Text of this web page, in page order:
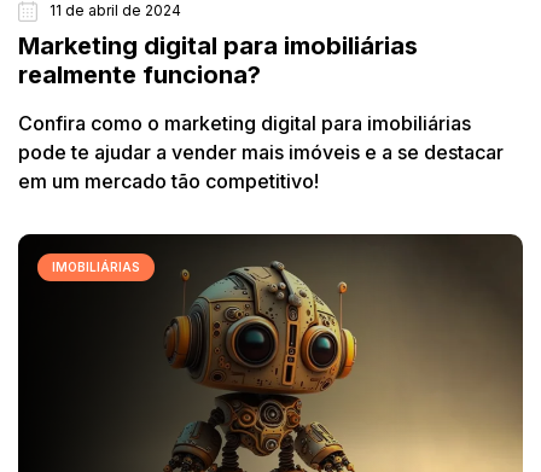
11 de abril de 2024
Marketing digital para imobiliárias
realmente funciona?
Confira como o marketing digital para imobiliárias
pode te ajudar a vender mais imóveis e a se destacar
em um mercado tão competitivo!
IMOBILIÁRIAS